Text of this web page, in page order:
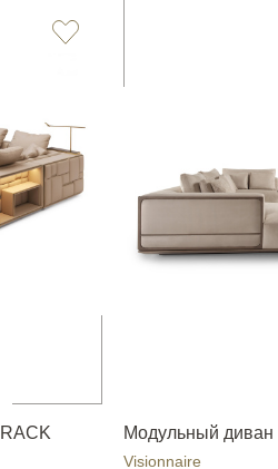
Модульный диван
Visionnaire